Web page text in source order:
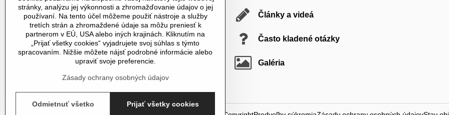
V čase od 8,00 do 20,00 počas pracovných dní a od
10,00 do 20,00 počas vikendov a sviatkov sme Vám plne
k dispozícii. Pokiaľ sme zaneprázdnení a nevieme prijať
hovor, určite Vám zavoláme späť
Telefonické objednávky
U nás si môžete tovar objednať aj telefonicky
Články a videá
Často kladené otázky
Galéria
stránky, analýzu jej výkonnosti a zhromažďovanie údajov o jej
používaní. Na tento účel môžeme použiť nástroje a služby
tretích strán a zhromaždené údaje sa môžu preniesť k
partnerom v EÚ, USA alebo iných krajinách. Kliknutím na
„Prijať všetky cookies“ vyjadrujete svoj súhlas s týmto
spracovaním. Nižšie môžete nájsť podrobné informácie alebo
upraviť svoje preferencie.
Zásady ochrany osobných údajov
Prijať všetky cookies
Odmietnuť všetko